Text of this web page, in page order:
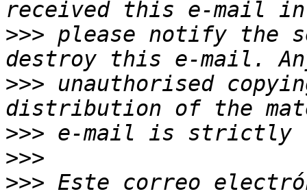
>>> please notify the
>>> unauthorised
>>>
>>>
>>> Este correo